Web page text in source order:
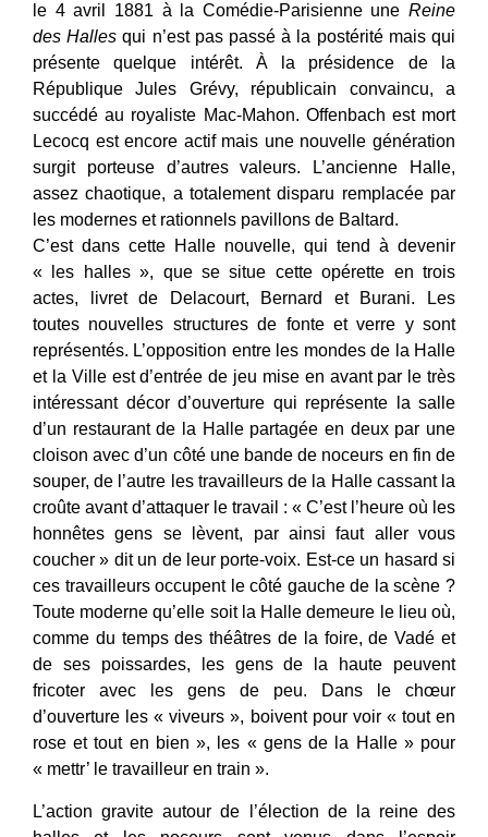
le 4 avril 1881 à la Comédie-Parisienne une Reine
des Halles qui n’est pas passé à la postérité mais qui
présente quelque intérêt. À la présidence de la
République Jules Grévy, républicain convaincu, a
succédé au royaliste Mac-Mahon. Offenbach est mort
Lecocq est encore actif mais une nouvelle génération
surgit porteuse d’autres valeurs. L’ancienne Halle,
assez chaotique, a totalement disparu remplacée par
les modernes et rationnels pavillons de Baltard.
C’est dans cette Halle nouvelle, qui tend à devenir
« les halles », que se situe cette opérette en trois
actes, livret de Delacourt, Bernard et Burani. Les
toutes nouvelles structures de fonte et verre y sont
représentés. L’opposition entre les mondes de la Halle
et la Ville est d’entrée de jeu mise en avant par le très
intéressant décor d’ouverture qui représente la salle
d’un restaurant de la Halle partagée en deux par une
cloison avec d’un côté une bande de noceurs en fin de
souper, de l’autre les travailleurs de la Halle cassant la
croûte avant d’attaquer le travail : « C’est l’heure où les
honnêtes gens se lèvent, par ainsi faut aller vous
coucher » dit un de leur porte-voix. Est-ce un hasard si
ces travailleurs occupent le côté gauche de la scène ?
Toute moderne qu’elle soit la Halle demeure le lieu où,
comme du temps des théâtres de la foire, de Vadé et
de ses poissardes, les gens de la haute peuvent
fricoter avec les gens de peu. Dans le chœur
d’ouverture les « viveurs », boivent pour voir « tout en
rose et tout en bien », les « gens de la Halle » pour
« mettr’ le travailleur en train ».
L’action gravite autour de l’élection de la reine des